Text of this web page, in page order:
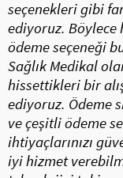
seçenekleri gibi
ediyoruz.
ödeme seçeneği
Sağlık Medikal
hissettikleri bir
ediyoruz. Ödeme
ve çeşitli ödeme
ihtiyaçlarınızı
iyi hizmet